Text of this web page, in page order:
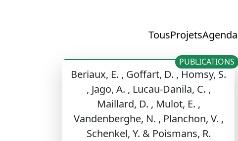
TousProjetsAgenda
Beriaux, E. , Goffart, D. , Homsy, S.
, Jago, A. , Lucau-Danila, C. ,
Maillard, D. , Mulot, E. ,
Vandenberghe, N. , Planchon, V. ,
Schenkel, Y. & Poismans, R.
PUBLICATIONS